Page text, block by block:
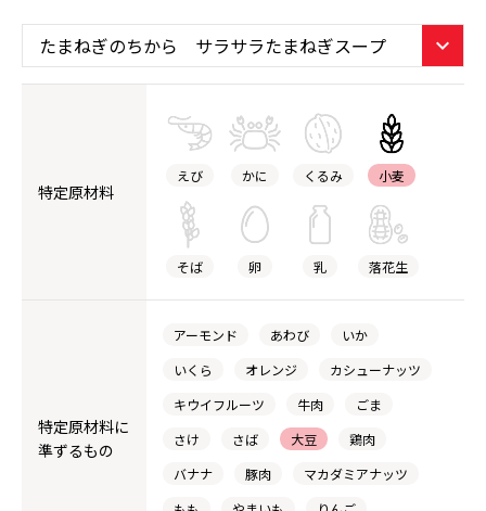
特定原材料
えび かに くるみ 小麦
そば 卵 乳 落花生
特定原材料に
準ずるもの
アーモンド あわび
いか
いくら
オレンジ
カシューナッツ
キウイフルーツ
牛肉
ごま
さけ
さば 大豆
鶏肉
バナナ
豚肉
マカダミアナッツ